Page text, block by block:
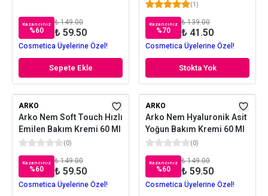
Kazancınız
%60
₺ 149.00
₺ 59.50
Cosmetica Üyelerine Özel!
Sepete Ekle
(1)
Kazancınız
%70
₺ 139.00
₺ 41.50
Cosmetica Üyelerine Özel!
Stokta Yok
ARKO
Arko Nem Soft Touch Hızlı
Emilen Bakım Kremi 60 Ml
(0)
Kazancınız
%60
₺ 149.00
₺ 59.50
Cosmetica Üyelerine Özel!
ARKO
Arko Nem Hyaluronik Asit
Yoğun Bakım Kremi 60 Ml
(0)
Kazancınız
%60
₺ 149.00
₺ 59.50
Cosmetica Üyelerine Özel!